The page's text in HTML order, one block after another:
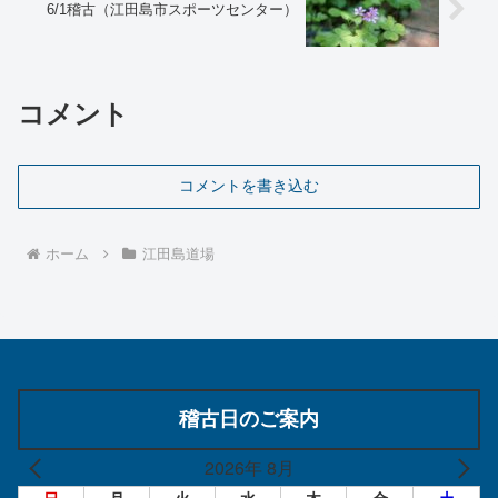
6/1稽古（江田島市スポーツセンター）
コメント
コメントを書き込む
ホーム 江田島道場
稽古日のご案内
2026年 8月